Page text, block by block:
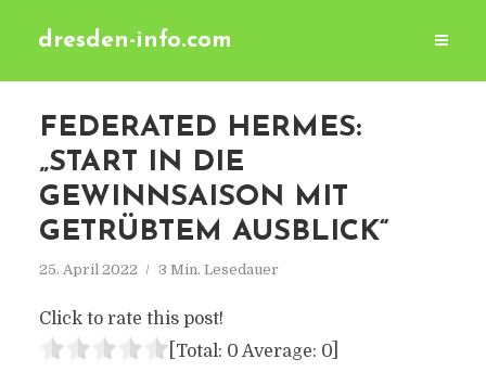
dresden-info.com
FEDERATED HERMES:
„START IN DIE
GEWINNSAISON MIT
GETRÜBTEM AUSBLICK“
25. April 2022 3 Min. Lesedauer
Click to rate this post!
[Total: 0 Average: 0]